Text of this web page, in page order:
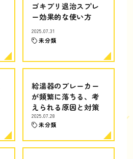
ゴキブリ退治スプレ
ー効果的な使い方
2025.07.31
未分類
給湯器のブレーカー
が頻繁に落ちる、考
えられる原因と対策
2025.07.28
未分類